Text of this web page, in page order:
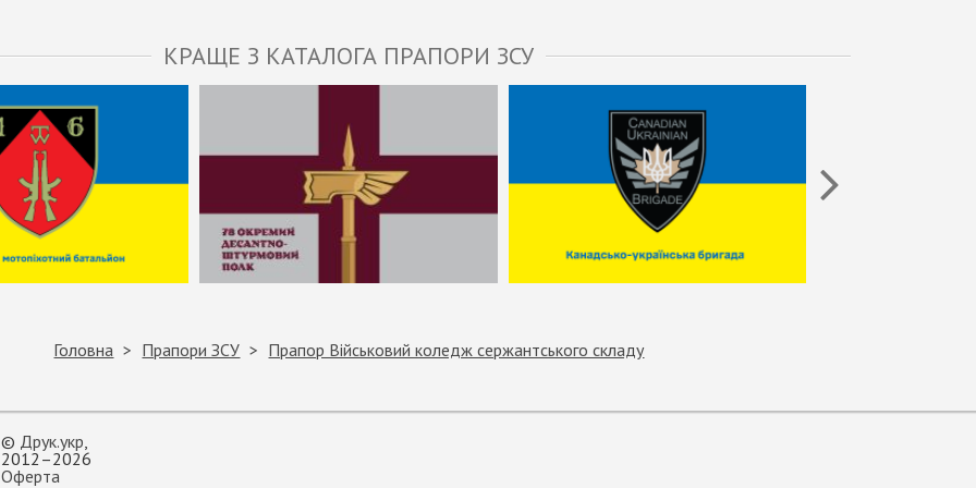
КРАЩЕ З КАТАЛОГА ПРАПОРИ ЗСУ
Головна Прапори ЗСУ Прапор Військовий коледж сержантського складу
© Друк.укр
2012–2026
Оферта